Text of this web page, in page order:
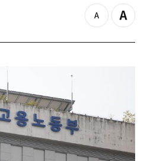
z
o
Z
o